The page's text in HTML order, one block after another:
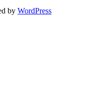
by WordPress